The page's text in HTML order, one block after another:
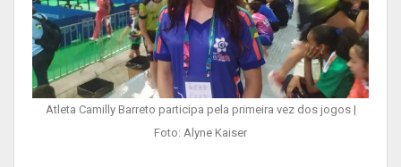
Atleta Camilly Barreto participa pela primeira vez dos jogos |
Foto: Alyne Kaiser